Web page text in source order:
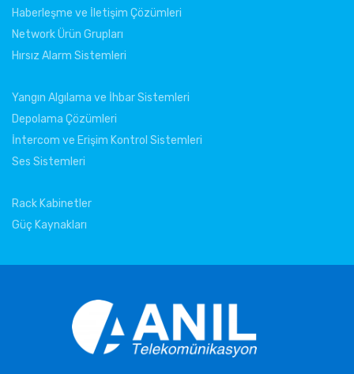
Haberleşme ve İletişim Çözümleri
Network Ürün Grupları
Hırsız Alarm Sistemleri
Yangın Algılama ve İhbar Sistemleri
Depolama Çözümleri
İntercom ve Erişim Kontrol Sistemleri
Ses Sistemleri
Rack Kabinetler
Güç Kaynakları